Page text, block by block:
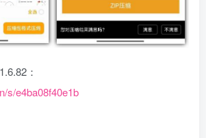
：
s/e4ba08f40e1b